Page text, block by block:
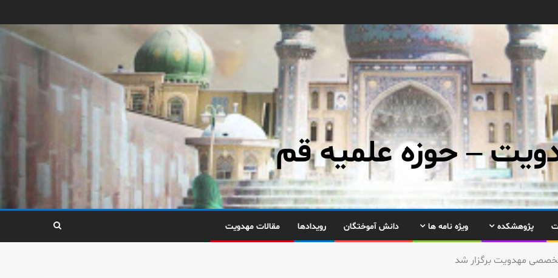
– حوزه علمیه قم
پژوهشکده ویژه نامه ها دانش آموختگان رویدادها مقالات مهدویت
مهدویت برگزار شد